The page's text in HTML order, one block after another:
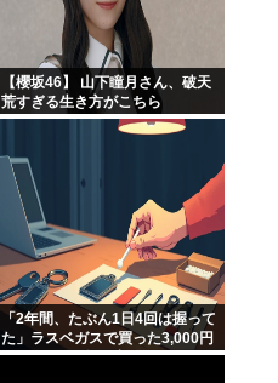
【櫻坂46】 山下瞳月さん、破天
荒すぎる生き方がこちら
「2年間、たぶん1日4回は握って
た」ラスベガスで買った3,000円
のキーホルダーを調べたら